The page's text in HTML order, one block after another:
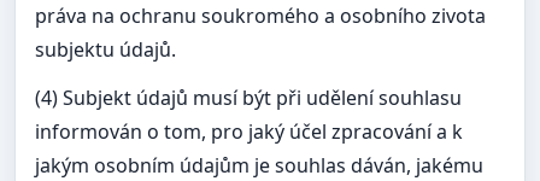
práva na ochranu soukromého a osobního zivota
subjektu údajů.
(4) Subjekt údajů musí být při udělení souhlasu
informován o tom, pro jaký účel zpracování a k
jakým osobním údajům je souhlas dáván, jakému